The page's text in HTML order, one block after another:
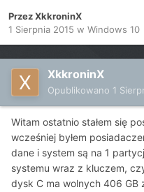
PrzezXkkroninX
1 Sierpnia 2015 w Windows 10
XkkroninX
Opublikowano 1
Witam ostatnio stałem się
wcześniej byłem
dane i system są na 1
systemu wraz z kluczem,
dysk C ma wolnych 406 GB